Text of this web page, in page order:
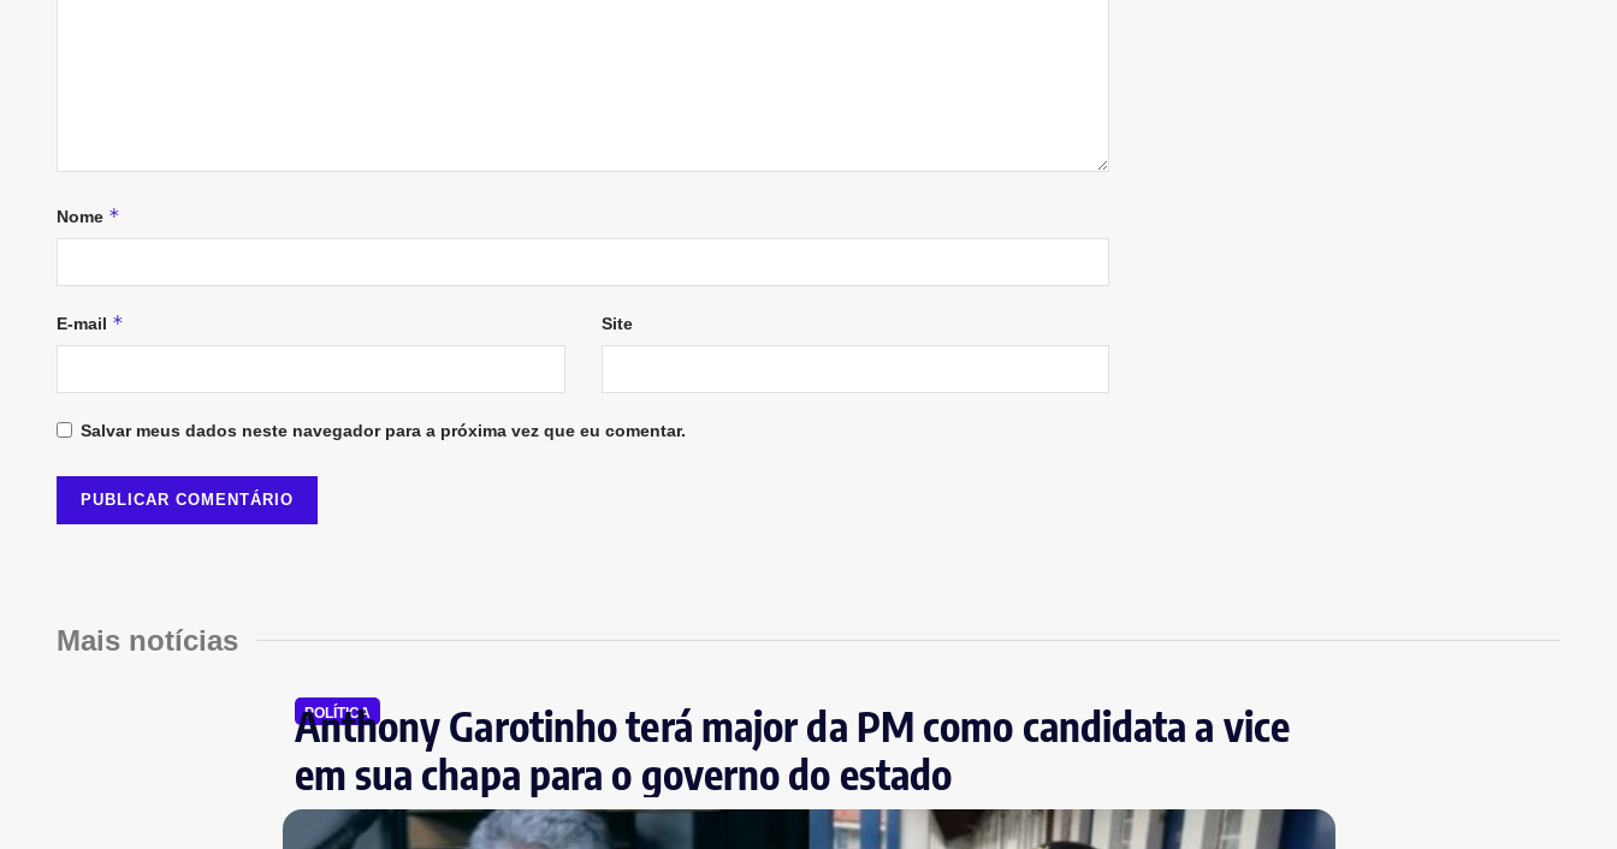
Nome *
E-mail * Site
Salvar meus dados neste navegador para a próxima vez que eu comentar.
Mais notícias
POLÍTICA
Anthony Garotinho terá major da PM como candidata a vice
em sua chapa para o governo do estado